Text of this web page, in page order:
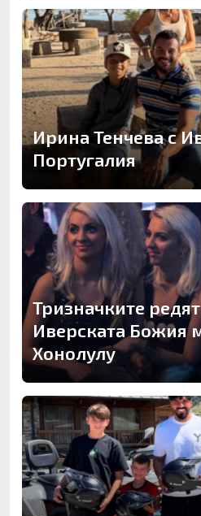
Ирина Тенчева с
Португалия
Тризначките
Иверската Божия
Хонолулу